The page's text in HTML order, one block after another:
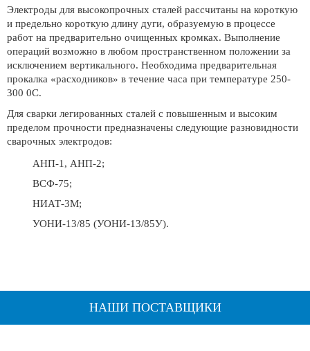
Электроды для высокопрочных сталей рассчитаны на короткую
и предельно короткую длину дуги, образуемую в процессе
работ на предварительно очищенных кромках. Выполнение
операций возможно в любом пространственном положении за
исключением вертикального. Необходима предварительная
прокалка «расходников» в течение часа при температуре 250-
300 0С.
Для сварки легированных сталей с повышенным и высоким
пределом прочности предназначены следующие разновидности
сварочных электродов:
АНП-1, АНП-2;
ВСФ-75;
НИАТ-3М;
УОНИ-13/85 (УОНИ-13/85У).
НАШИ ПОСТАВЩИКИ